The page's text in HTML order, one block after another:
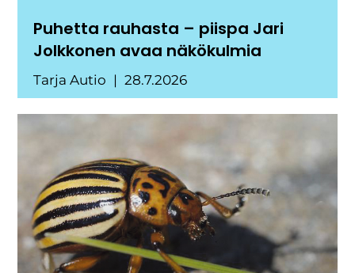
Puhetta rauhasta – piispa Jari
Jolkkonen avaa näkökulmia
Tarja Autio 28.7.2026